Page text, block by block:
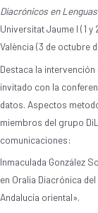
Diacrónicos en
Universitat Jaume I (1
València (3 de octubre
Destaca la
invitado con la
datos. Aspectos
miembros del grupo
comunicaciones:
Inmaculada González
en Oralia Diacrónica
Andalucía oriental».